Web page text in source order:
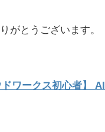
がとうございます。
ワークス初心者】